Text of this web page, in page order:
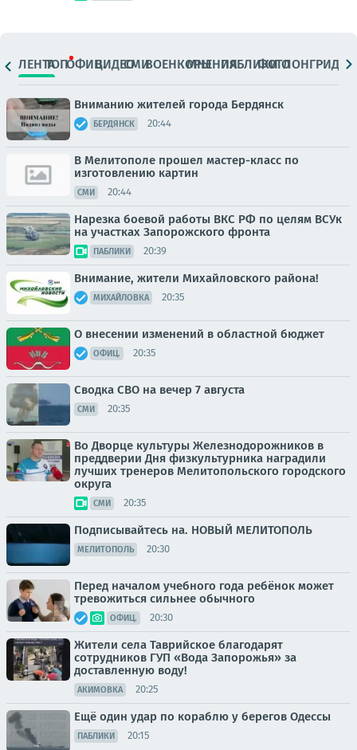
ЛЕНТАТОПОФИЦ.ВИДЕОСМИВОЕНКОРЫМНЕНИЯПАБЛИКИ
ФОТОЛОНГРИДЫ
Вниманию жителей города Бердянск
БЕРДЯНСК 20:44
В Мелитополе прошел мастер-класс по
изготовлению картин
СМИ 20:44
Нарезка боевой работы ВКС РФ по целям ВСУк
на участках Запорожского фронта
ПАБЛИКИ 20:39
Внимание, жители Михайловского района!
МИХАЙЛОВКА 20:35
О внесении изменений в областной бюджет
ОФИЦ. 20:35
Сводка СВО на вечер 7 августа
СМИ 20:35
Во Дворце культуры Железнодорожников в
преддверии Дня физкультурника наградили
лучших тренеров Мелитопольского городского
округа
СМИ 20:35
Подписывайтесь на. НОВЫЙ МЕЛИТОПОЛЬ
МЕЛИТОПОЛЬ 20:30
Перед началом учебного года ребёнок может
тревожиться сильнее обычного
ОФИЦ. 20:30
Жители села Таврийское благодарят
сотрудников ГУП «Вода Запорожья» за
доставленную воду!
АКИМОВКА 20:25
Ещё один удар по кораблю у берегов Одессы
ПАБЛИКИ 20:15